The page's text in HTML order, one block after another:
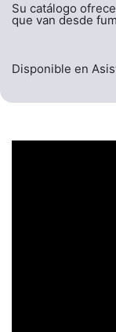
Su catálogo
que van desde
Disponible en